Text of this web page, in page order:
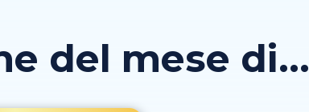
del mese di...